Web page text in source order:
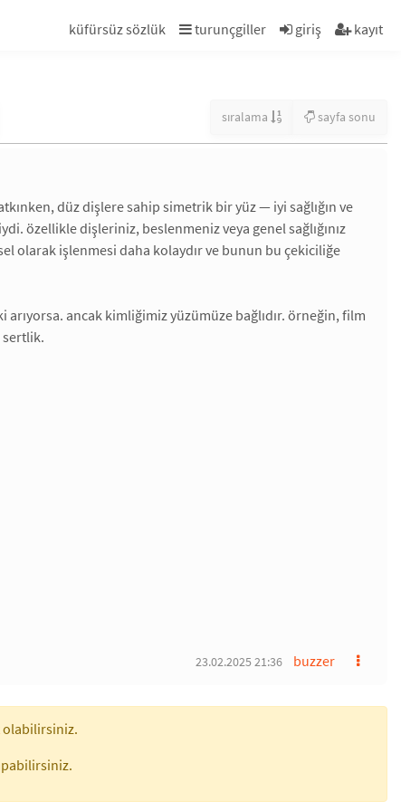
küfürsüz sözlük turunçgiller giriş kayıt
sıralama sayfa sonu
düz dişlere sahip simetrik bir yüz — iyi sağlığın ve
özellikle dişleriniz, beslenmeniz veya genel sağlığınız
olarak işlenmesi daha kolaydır ve bunun bu çekiciliğe
ancak kimliğimiz yüzümüze bağlıdır. örneğin, film
sertlik.
buzzer
23.02.2025 21:36
olabilirsiniz.